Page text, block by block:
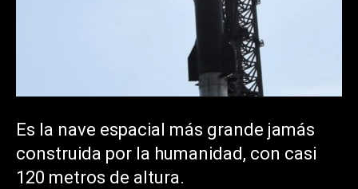
Es la nave espacial más grande jamás
construida por la humanidad, con casi
120 metros de altura.